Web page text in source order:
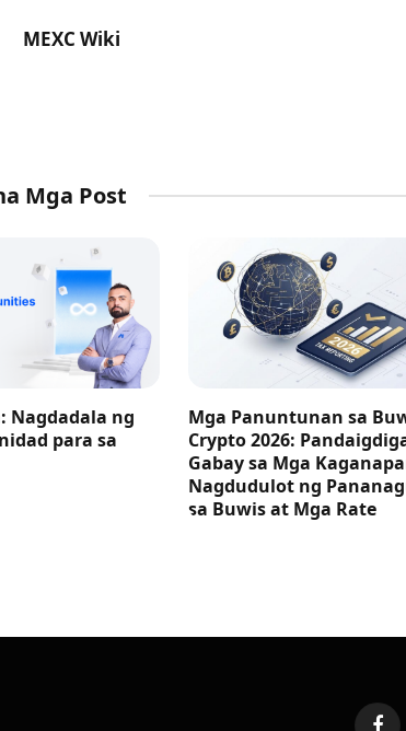
MEXC Wiki
Mga Post
Nagdadala ng
para sa
Mga Panuntunan sa
Crypto 2026:
Gabay sa Mga
Nagdudulot ng
sa Buwis at Mga Rate